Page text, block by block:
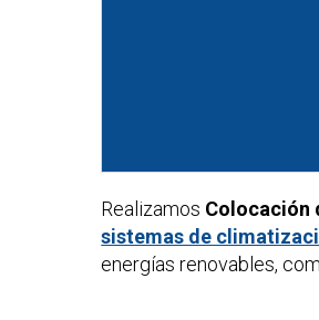
Realizamos Colocación
sistemas de
energías renovables,